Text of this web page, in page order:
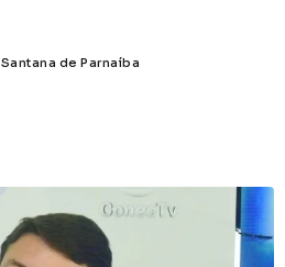
Santana de Parnaíba